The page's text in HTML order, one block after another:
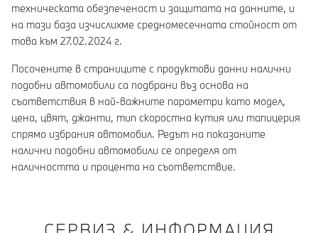
техническата обезпеченост и защитата на данните, и
на тази база изчислихме средномесечната стойност от
това към 27.02.2024 г.
Посочените в страниците с продуктови данни налични
подобни автомобили са подбрани въз основа на
съответствия в най-важните параметри като модел,
цена, цвят, джанти, тип скоростна кутия или тапицерия
спрямо избрания автомобил. Редът на показаните
налични подобни автомобили се определя от
наличността и процента на съответствие.